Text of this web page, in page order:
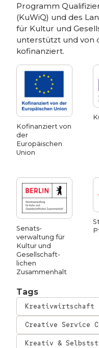
Programm
(KuWiQ) und des
für Kultur und
unterstützt und von
kofinanziert.
Kofinanziert von
der
Europäischen
Union
Senats­
verwaltung für
Kultur und
Gesellschaft­
lichen
Zusammen­halt
Tags
Kreativwirtschaft
Creative Service
Kreativ &